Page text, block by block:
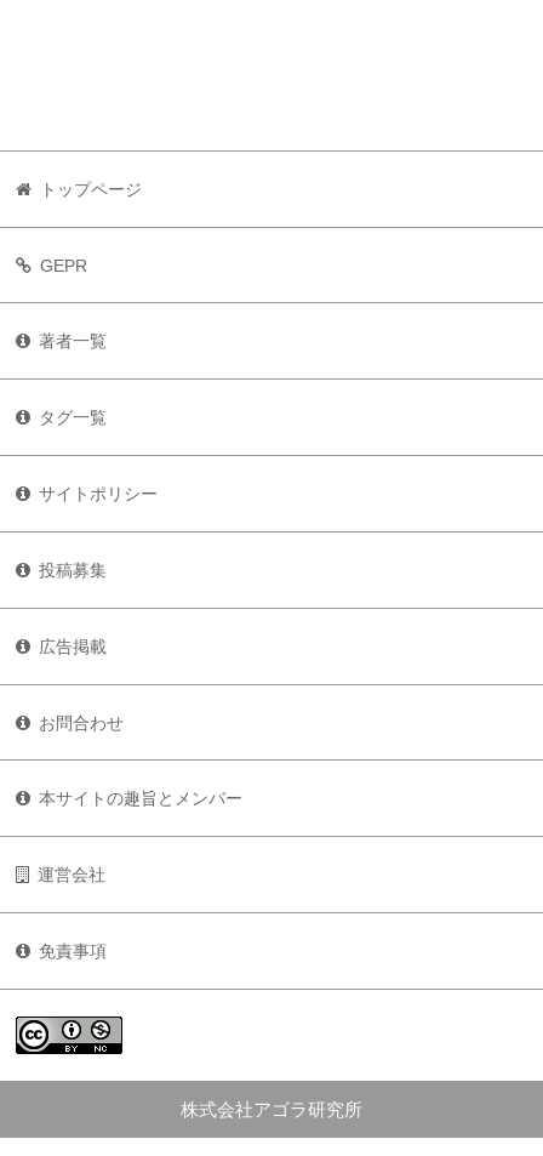
トップページ
GEPR
著者一覧
タグ一覧
サイトポリシー
投稿募集
広告掲載
お問合わせ
本サイトの趣旨とメンバー
運営会社
免責事項
株式会社アゴラ研究所